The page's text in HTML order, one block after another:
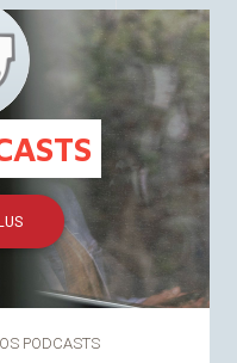
FR NL
PODCASTS